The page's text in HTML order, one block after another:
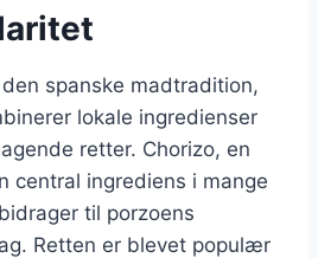
spanske madtradition,
lokale ingredienser
retter. Chorizo, en
central ingrediens i mange
til porzoens
Retten er blevet populær